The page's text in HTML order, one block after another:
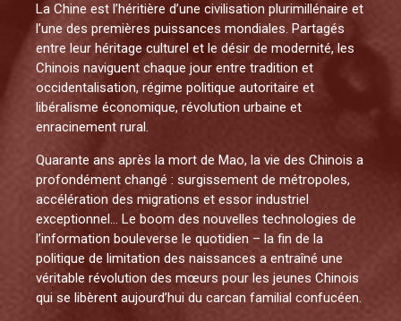
La Chine est l’héritière d’une civilisation plurimillénaire et
l’une des premières puissances mondiales. Partagés
entre leur héritage culturel et le désir de modernité, les
Chinois naviguent chaque jour entre tradition et
occidentalisation, régime politique autoritaire et
libéralisme économique, révolution urbaine et
enracinement rural.
Quarante ans après la mort de Mao, la vie des Chinois a
profondément changé : surgissement de métropoles,
accélération des migrations et essor industriel
exceptionnel… Le boom des nouvelles technologies de
l’information bouleverse le quotidien – la fin de la
politique de limitation des naissances a entraîné une
véritable révolution des mœurs pour les jeunes Chinois
qui se libèrent aujourd’hui du carcan familial confucéen.